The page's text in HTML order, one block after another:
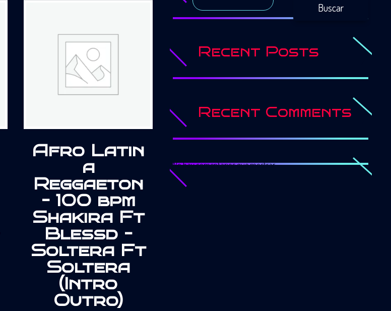
Afro Latin
a
Reggaeton
– 100 bpm
Shakira Ft
Blessd –
Soltera Ft
Soltera
(Intro
Outro)
Buscar
Recent Posts
Recent Comments
No hay comentarios que mostrar.